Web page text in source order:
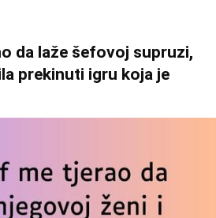
da laže šefovoj supruzi,
prekinuti igru koja je